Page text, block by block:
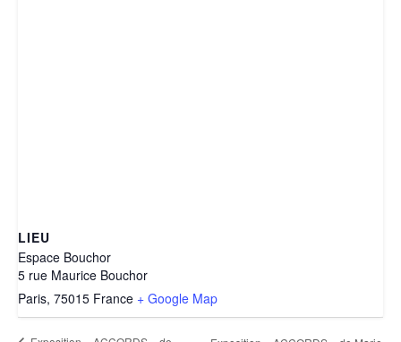
LIEU
Espace Bouchor
5 rue Maurice Bouchor
Paris, 75015 France + Google Map